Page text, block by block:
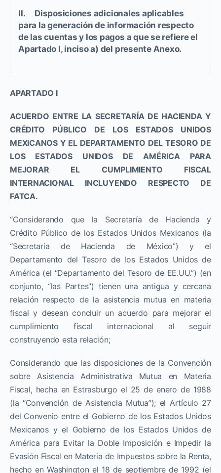
II. Disposiciones adicionales aplicables
para la generación de información respecto
de las cuentas y los pagos a que se refiere el
Apartado I, inciso a) del presente Anexo.
APARTADO I
ACUERDO ENTRE LA SECRETARÍA DE HACIENDA Y
CRÉDITO PÚBLICO DE LOS ESTADOS UNIDOS
MEXICANOS Y EL DEPARTAMENTO DEL TESORO DE
LOS ESTADOS UNIDOS DE AMÉRICA PARA
MEJORAR EL CUMPLIMIENTO FISCAL
INTERNACIONAL INCLUYENDO RESPECTO DE
FATCA.
“Considerando que la Secretaría de Hacienda y
Crédito Público de los Estados Unidos Mexicanos (la
“Secretaría de Hacienda de México”) y el
Departamento del Tesoro de los Estados Unidos de
América (el “Departamento del Tesoro de EE.UU.”) (en
conjunto, “las Partes”) tienen una antigua y cercana
relación respecto de la asistencia mutua en materia
fiscal y desean concluir un acuerdo para mejorar el
cumplimiento fiscal internacional al seguir
construyendo esta relación;
Considerando que las disposiciones de la Convención
sobre Asistencia Administrativa Mutua en Materia
Fiscal, hecha en Estrasburgo el 25 de enero de 1988
(la “Convención de Asistencia Mutua”); el Artículo 27
del Convenio entre el Gobierno de los Estados Unidos
Mexicanos y el Gobierno de los Estados Unidos de
América para Evitar la Doble Imposición e Impedir la
Evasión Fiscal en Materia de Impuestos sobre la Renta,
hecho en Washington el 18 de septiembre de 1992 (el